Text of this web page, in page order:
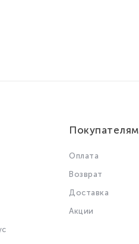
Покупателям
Оплата
Возврат
Доставка
Акции